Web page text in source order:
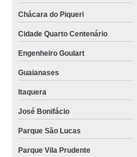
Chácara do Piqueri
Cidade Quarto Centenário
Engenheiro Goulart
Guaianases
Itaquera
José Bonifácio
Parque São Lucas
Parque Vila Prudente